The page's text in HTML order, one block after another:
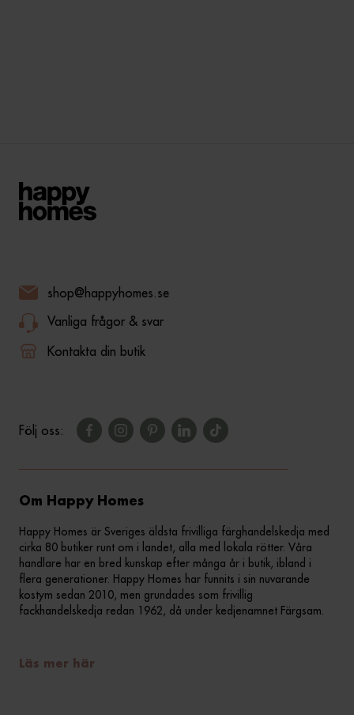
shop@happyhomes.se
Vanliga frågor & svar
Kontakta din butik
Följ oss:
Om Happy Homes
Happy Homes är Sveriges äldsta frivilliga färghandelskedja med
cirka 80 butiker runt om i landet, alla med lokala rötter. Våra
handlare har en bred kunskap efter många år i butik, ibland i
flera generationer. Happy Homes har funnits i sin nuvarande
kostym sedan 2010, men grundades som frivillig
fackhandelskedja redan 1962, då under kedjenamnet Färgsam.
Läs mer här